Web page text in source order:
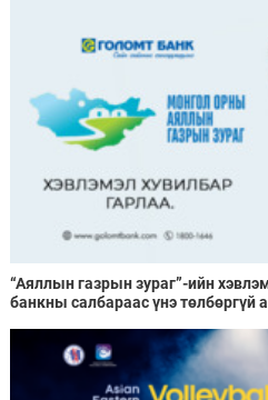
“Аяллын газрын зураг”-ийн
банкны салбараас үнэ төлбөргүй